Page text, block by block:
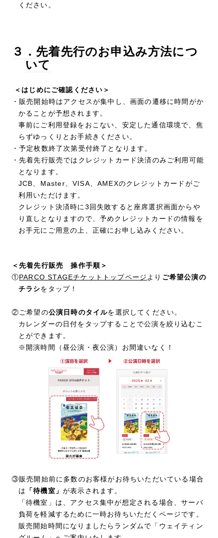
ください。
３．先着先行のお申込み方法につ
いて
＜はじめにご確認ください＞
・販売開始時はアクセスが集中し、画面の遷移に時間がか
かることが予想されます。
事前にご利用登録をおこない、安定した通信環境で、焦
らずゆっくりとお手続きください。
・予定枚数終了次第受付終了となります。
・先着先行販売ではクレジットカード決済のみご利用可能
となります。
JCB、Master、VISA、AMEXのクレジットカードがご
利用いただけます。
クレジット決済時に3回失敗すると座席選択画面からや
り直しとなりますので、予めクレジットカードの情報を
お手元にご用意の上、正確にお申し込みください。
＜先着先行販売 操作手順＞
①PARCO STAGEチケットトップページ より ご希望公演の
チラシをタップ！
②ご希望の公演日時のタイルを選択してください。
カレンダーの日付をタップすることで公演を絞り込むこ
とができます。
※開演時間（昼公演・夜公演）お間違いなく！
③販売開始前に多数のお客様がお待ちいただいている場合
は
「待機室」が表示されます。
「待機室」は、アクセス集中が想定される場合、サーバ
負荷を軽減するために一時お待ちいただくページです。
販売開始時間になりましたらランダムで「ウェイティン